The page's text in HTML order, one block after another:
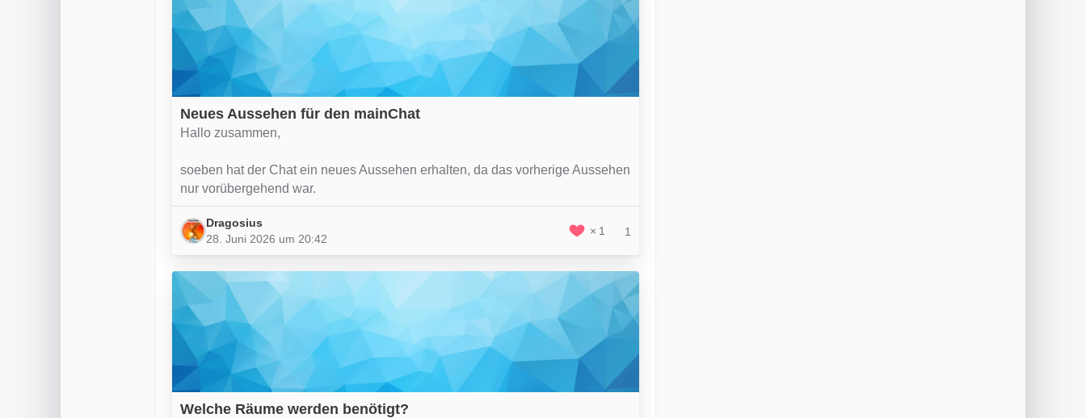
Neues Aussehen für den mainChat
Hallo zusammen,
soeben hat der Chat ein neues Aussehen erhalten, da das vorherige Aussehen
nur vorübergehend war.
Dragosius
28. Juni 2026 um 20:42
1 1
Welche Räume werden benötigt?